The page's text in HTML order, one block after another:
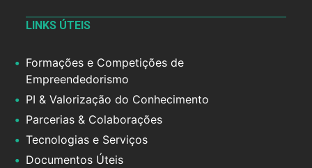
LINKS ÚTEIS
Formações e Competições de
Empreendedorismo
PI & Valorização do Conhecimento
Parcerias & Colaborações
Tecnologias e Serviços
Documentos Úteis